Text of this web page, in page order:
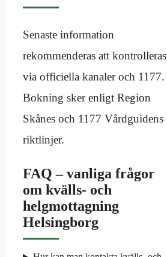
Senaste information
rekommenderas att kontrolleras
via officiella kanaler och 1177.
Bokning sker enligt Region
Skånes och 1177 Vårdguidens
riktlinjer.
FAQ – vanliga frågor
om kvälls- och
helgmottagning
Helsingborg